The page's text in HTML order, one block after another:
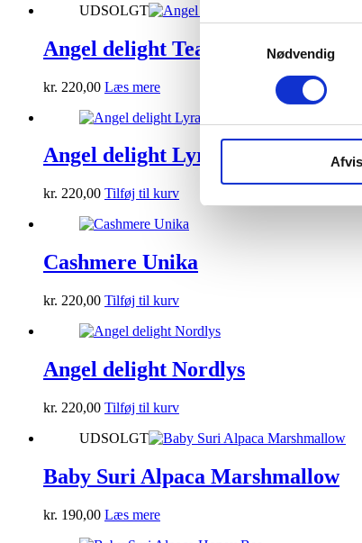
Nødvendig
Afvis
UDSOLGT
Angel delight Teal Mix 2
kr. 220,00 Læs mere
Angel delight Lyra
kr. 220,00 Tilføj til kurv
Cashmere Unika
kr. 220,00 Tilføj til kurv
Angel delight Nordlys
kr. 220,00 Tilføj til kurv
UDSOLGT
Baby Suri Alpaca Marshmallow
kr. 190,00 Læs mere